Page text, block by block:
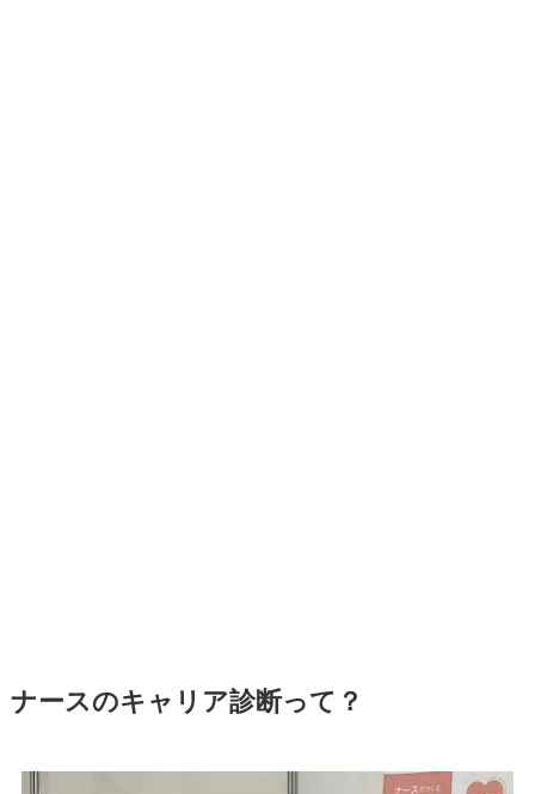
ナースのキャリア診断って？